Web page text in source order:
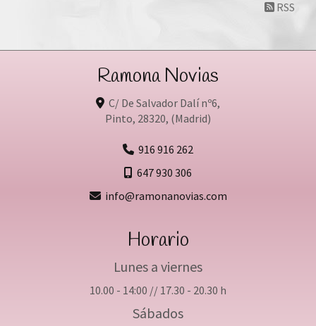
RSS
Ramona Novias
C/ De Salvador Dalí nº6,
Pinto, 28320, (Madrid)
916 916 262
647 930 306
info
ramonanovias.com
Horario
Lunes a viernes
10.00 - 14:00 // 17.30 - 20.30 h
Sábados